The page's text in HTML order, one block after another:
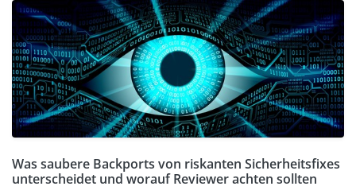
Was saubere Backports von riskanten Sicherheitsfixes
unterscheidet und worauf Reviewer achten sollten